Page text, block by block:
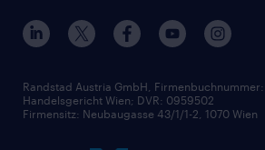
Randstad Austria GmbH, Firmenbuchnummer:
Handelsgericht Wien; DVR: 0959502
Firmensitz: Neubaugasse 43/1/1-2, 1070 Wien